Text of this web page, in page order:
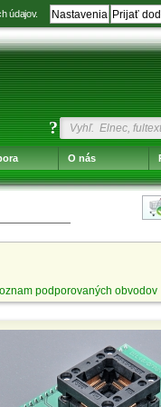
údajov. Prijať
Nastavenia
?
O nás
podporovaných obvodov